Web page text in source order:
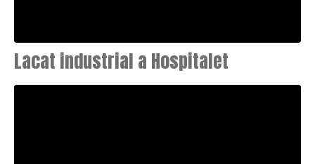
Lacat industrial a Hospitalet